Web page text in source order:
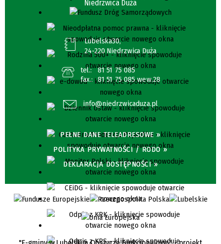
Niedrzwica Duża
Lubelska30,
24-220 Niedrzwica Duża
tel.:
81 51 75 085
fax.:
81 51 75 085 wew.28
info@niedrzwicaduza.pl
PEŁNE DANE TELEADRESOWE »
POLITYKA PRYWATNOŚCI / RODO »
DEKLARACJA DOSTĘPNOŚCI »